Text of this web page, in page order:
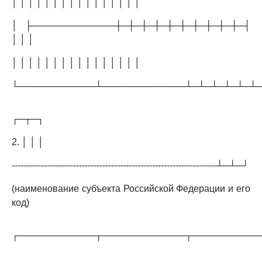
│ ├─────────────┼─┼─┼─┼─┼─┼─┼─┼─┼─┼─┤
┌─┬─┐
2. │ │ │
----------------------------------------------------------------------┴─┴─┘
(наименование субъекта Российской Федерации и его
код)